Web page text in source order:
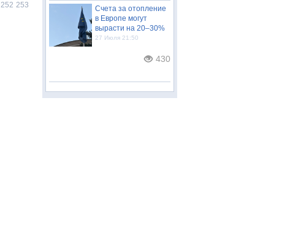
252 253
Счета за отопление
в Европе могут
вырасти на 20–30%
27 Июля 21:50
430